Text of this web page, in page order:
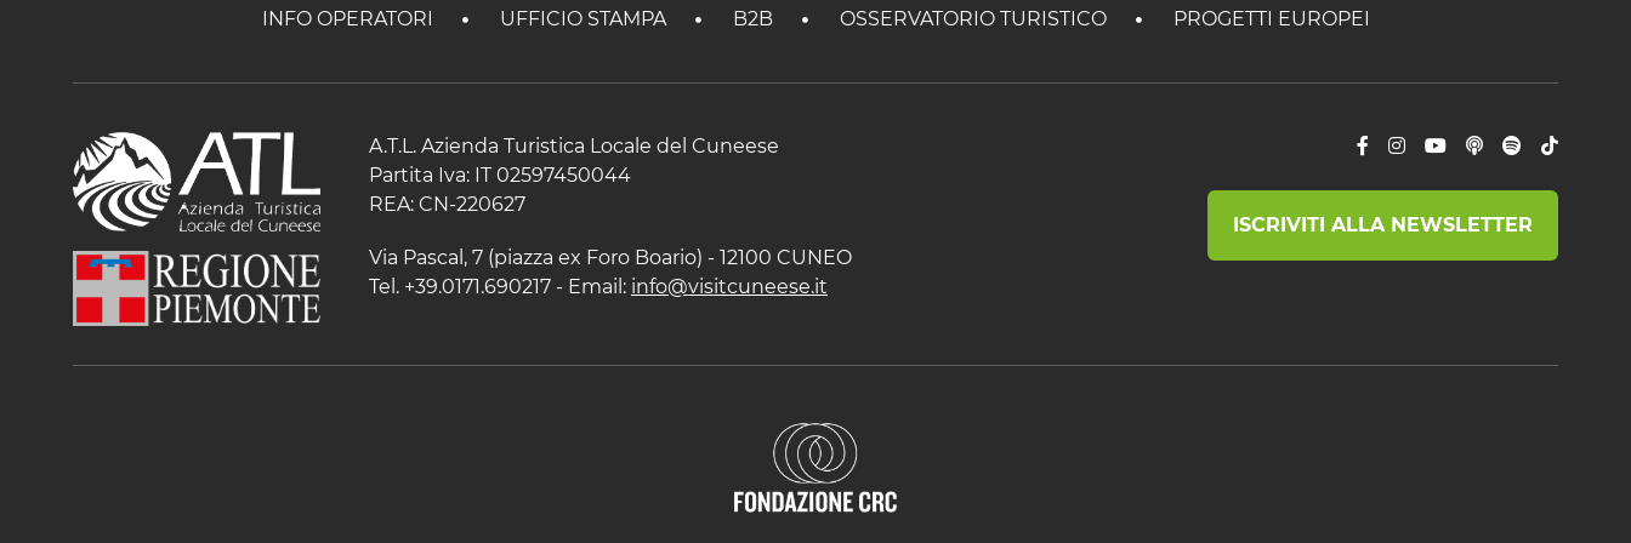
INFO OPERATORI UFFICIO STAMPA B2B OSSERVATORIO TURISTICO PROGETTI EUROPEI
A.T.L. Azienda Turistica Locale del Cuneese
Partita Iva: IT 02597450044
REA: CN-220627
Via Pascal, 7 (piazza ex Foro Boario) - 12100 CUNEO
Tel. +39.0171.690217 - Email: info@visitcuneese.it
ISCRIVITI ALLA NEWSLETTER